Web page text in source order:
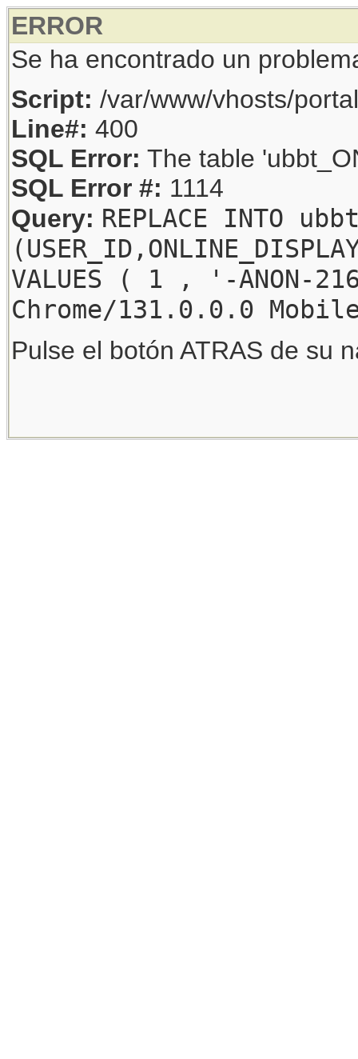
ERROR
Se ha encontrado un
Script: /var/www/vhosts/
Line#: 400
SQL Error: The table
SQL Error #: 1114
Query: REPLACE INTO
VALUES ( 1 , '-
Chrome/131.0.0.0
Pulse el botón ATRAS de su